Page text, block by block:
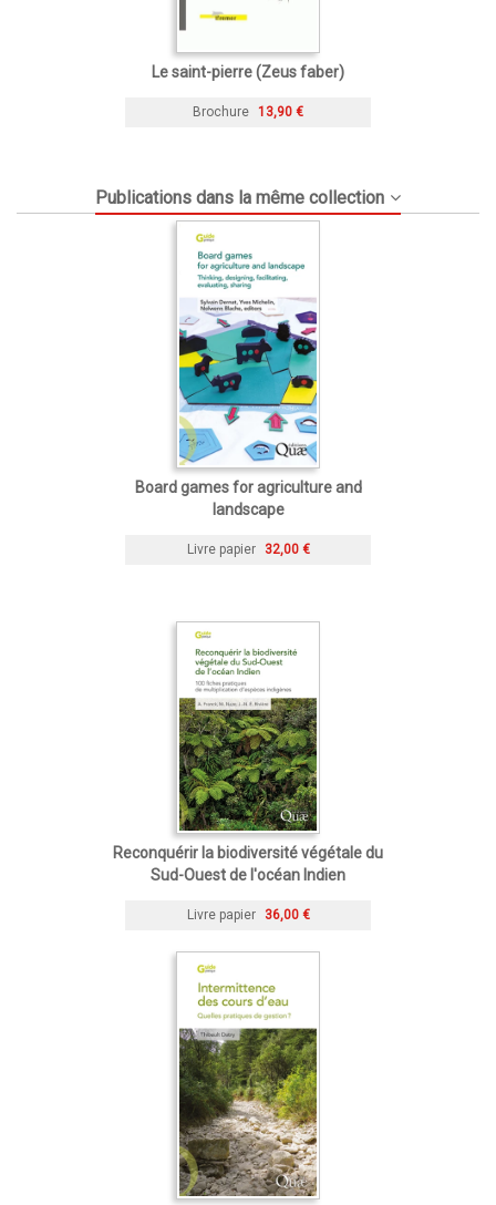
Le saint-pierre (Zeus faber)
Brochure 13,90 €
Publications dans la même collection
Board games for agriculture and
landscape
Livre papier 32,00 €
Reconquérir la biodiversité végétale du
Sud-Ouest de l'océan Indien
Livre papier 36,00 €